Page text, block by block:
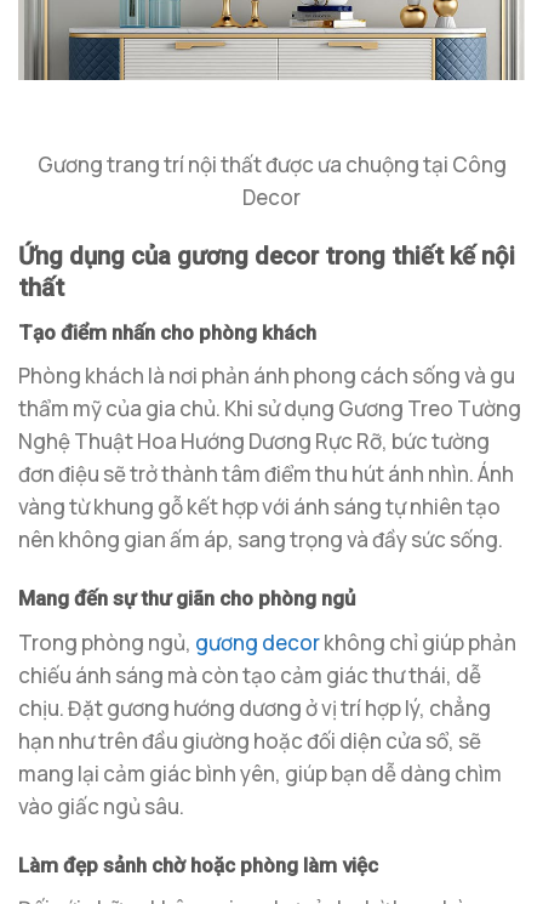
Gương trang trí nội thất được ưa chuộng tại Công
Decor
Ứng dụng của gương decor trong thiết kế nội
thất
Tạo điểm nhấn cho phòng khách
Phòng khách là nơi phản ánh phong cách sống và gu
thẩm mỹ của gia chủ. Khi sử dụng Gương Treo Tường
Nghệ Thuật Hoa Hướng Dương Rực Rỡ, bức tường
đơn điệu sẽ trở thành tâm điểm thu hút ánh nhìn. Ánh
vàng từ khung gỗ kết hợp với ánh sáng tự nhiên tạo
nên không gian ấm áp, sang trọng và đầy sức sống.
Mang đến sự thư giãn cho phòng ngủ
Trong phòng ngủ, gương decorkhông chỉ giúp phản
chiếu ánh sáng mà còn tạo cảm giác thư thái, dễ
chịu. Đặt gương hướng dương ở vị trí hợp lý, chẳng
hạn như trên đầu giường hoặc đối diện cửa sổ, sẽ
mang lại cảm giác bình yên, giúp bạn dễ dàng chìm
vào giấc ngủ sâu.
Làm đẹp sảnh chờ hoặc phòng làm việc